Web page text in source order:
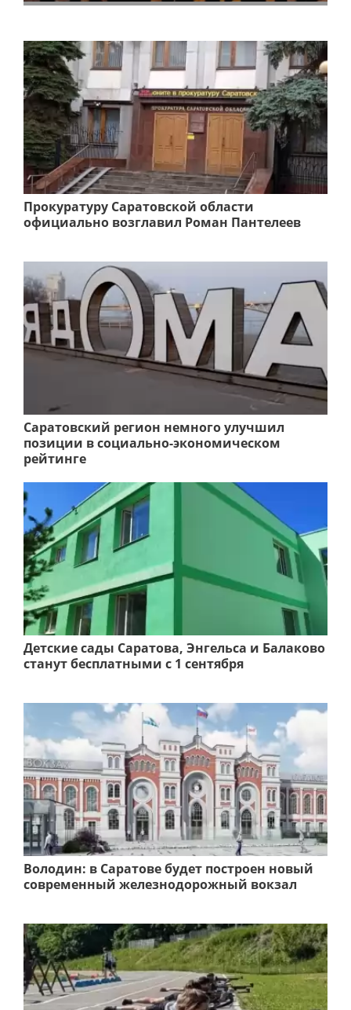
Прокуратуру Саратовской области
официально возглавил Роман Пантелеев
Саратовский регион немного улучшил
позиции в социально-экономическом
рейтинге
Детские сады Саратова, Энгельса и Балаково
станут бесплатными с 1 сентября
Володин: в Саратове будет построен новый
современный железнодорожный вокзал